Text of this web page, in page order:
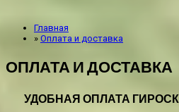
Главная
» Оплата и доставка
ОПЛАТА И ДОСТАВКА
УДОБНАЯ ОПЛАТА